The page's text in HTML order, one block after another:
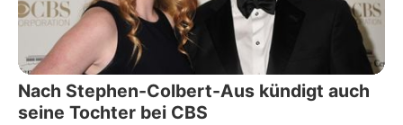
Nach Stephen-Colbert-Aus kündigt auch
seine Tochter bei CBS